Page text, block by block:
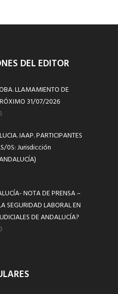
DEL EDITOR
LLAMAMIENTO DE
31/07/2026
IAAP. PARTICIPANTES
0S: Jurisdicción
NOTA DE PRENSA –
SEGURIDAD LABORAL EN
DE ANDALUCÍA?